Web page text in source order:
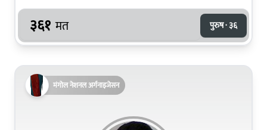
३६१ मत पुरुष · ३६
मंगोल नेशनल अर्गनाइजेसन